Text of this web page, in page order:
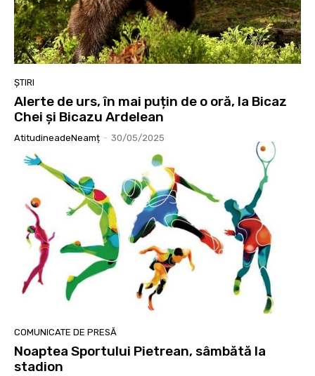
ȘTIRI
Alerte de urs, în mai puțin de o oră, la Bicaz
Chei și Bicazu Ardelean
AtitudineadeNeamț - 30/05/2025
COMUNICATE DE PRESĂ
Noaptea Sportului Pietrean, sâmbătă la
stadion